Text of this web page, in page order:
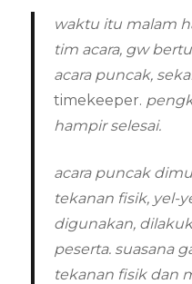
waktu itu malam
tim acara, gw
acara puncak,
timekeeper.
hampir selesai.
acara puncak
tekanan fisik, yel-
digunakan,
peserta. suasana
tekanan fisik dan